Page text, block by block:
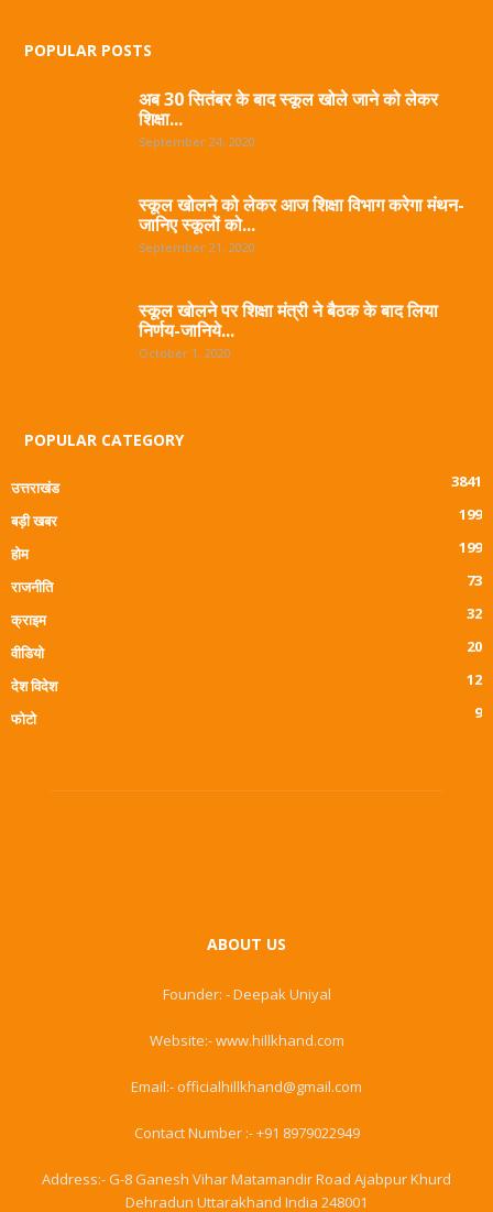
POPULAR POSTS
अब 30 सितंबर के बाद स्कूल खोले जाने को लेकर
शिक्षा...
September 24, 2020
स्कूल खोलने को लेकर आज शिक्षा विभाग करेगा मंथन-
जानिए स्कूलों को...
September 21, 2020
स्कूल खोलने पर शिक्षा मंत्री ने बैठक के बाद लिया
निर्णय-जानिये...
October 1, 2020
POPULAR CATEGORY
उत्तराखंड
3841
बड़ी खबर
199
होम
199
राजनीति
73
क्राइम
32
वीडियो
20
देश विदेश
12
फोटो
9
ABOUT US
Founder: - Deepak Uniyal
Website:- www.hillkhand.com
Email:- officialhillkhand@gmail.com
Contact Number :- +91 8979022949
Address:- G-8 Ganesh Vihar Matamandir Road Ajabpur Khurd
Dehradun Uttarakhand India 248001